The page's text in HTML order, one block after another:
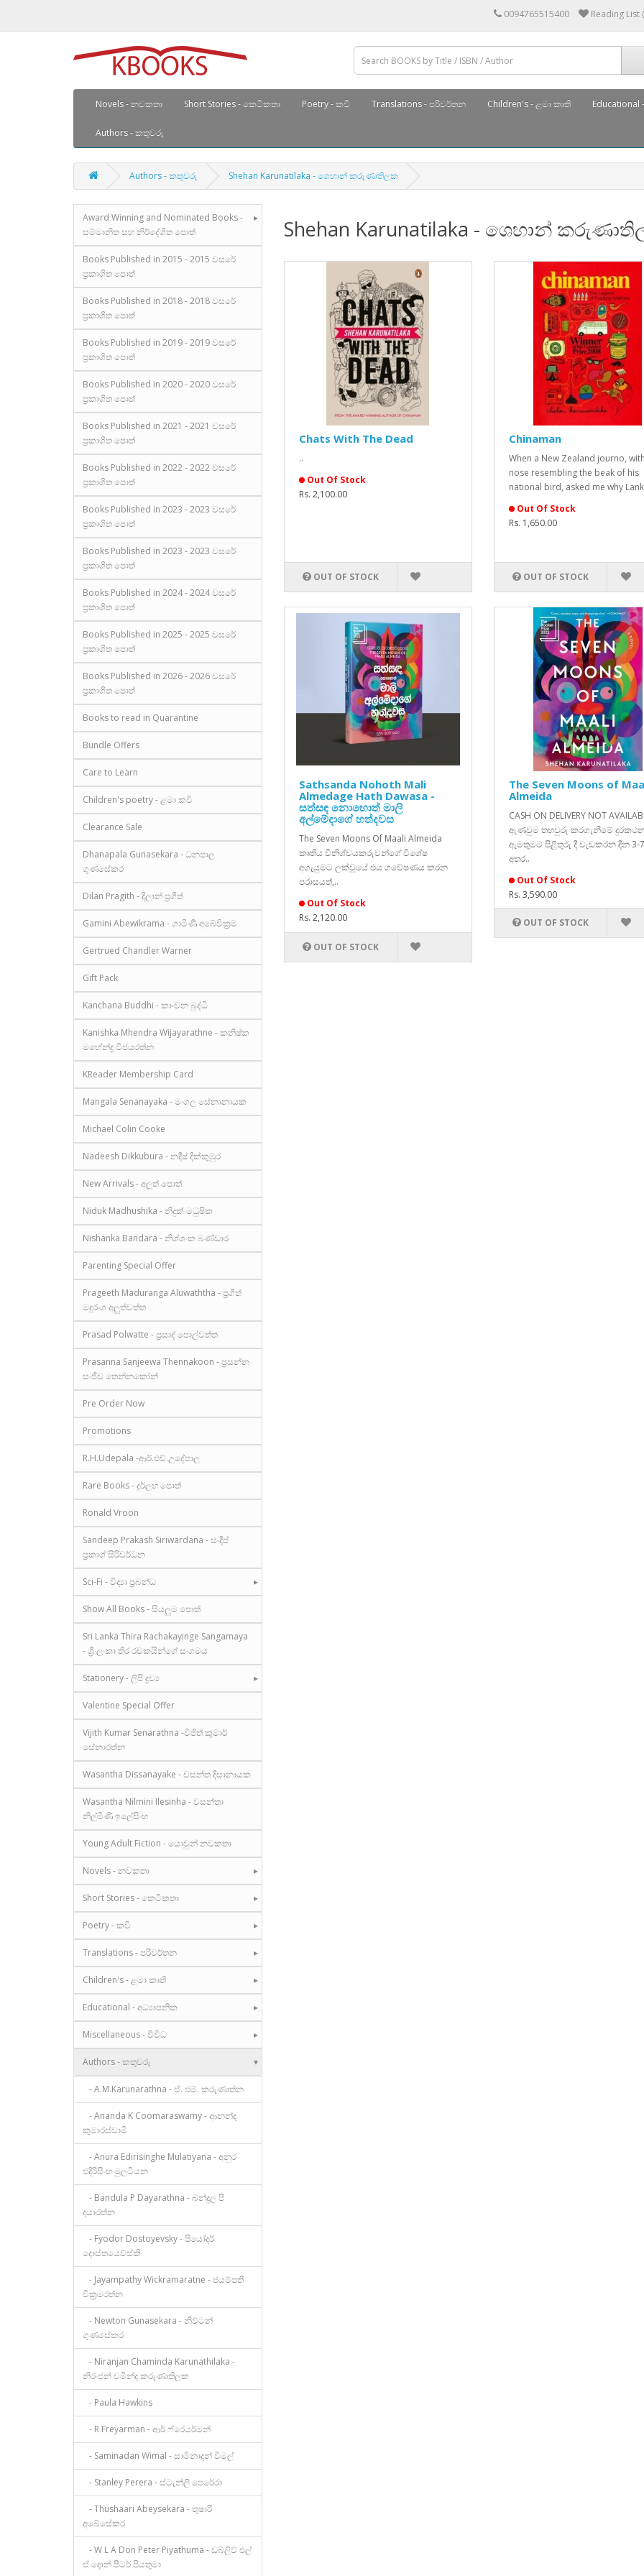
0094765515400 Reading List
Novels - නවකතා Short Stories - කෙටිකතා Poetry - කවි Translations - පරිවර්තන Children's - ළමා කෘති
Authors - කතුවරු
Authors - කතුවරු Shehan Karunatilaka - ශෙහාන් කරුණාතිලක
Award Winning and Nominated Books -
සම්මානිත සහ නිර්දේශිත පොත්
Books Published in 2015 - 2015 වසරේ
ප්‍රකාශිත පොත්
Books Published in 2018 - 2018 වසරේ
ප්‍රකාශිත පොත්
Books Published in 2019 - 2019 වසරේ
ප්‍රකාශිත පොත්
Books Published in 2020 - 2020 වසරේ
ප්‍රකාශිත පොත්
Books Published in 2021 - 2021 වසරේ
ප්‍රකාශිත පොත්
Books Published in 2022 - 2022 වසරේ
ප්‍රකාශිත පොත්
Books Published in 2023 - 2023 වසරේ
ප්‍රකාශිත පොත්
Books Published in 2023 - 2023 වසරේ
ප්‍රකාශිත පොත්
Books Published in 2024 - 2024 වසරේ
ප්‍රකාශිත පොත්
Books Published in 2025 - 2025 වසරේ
ප්‍රකාශිත පොත්
Books Published in 2026 - 2026 වසරේ
ප්‍රකාශිත පොත්
Books to read in Quarantine
Bundle Offers
Care to Learn
Children's poetry - ළමා කවි
Clearance Sale
Dhanapala Gunasekara - ධනපාල
ගුණසේකර
Dilan Pragith - දිලාන් ප්‍රගීත්
Gamini Abewikrama - ගාමිණී අබේවික්‍රම
Gertrued Chandler Warner
Gift Pack
Kanchana Buddhi - කාංචන බුද්ධි
Kanishka Mhendra Wijayarathne - කනිෂ්ක
මහේන්ද්‍ර විජයරත්න
KReader Membership Card
Mangala Senanayaka - මංගල සේනානායක
Michael Colin Cooke
Nadeesh Dikkubura - නදීෂ් දික්කුඹුර
New Arrivals - අලුත් පොත්
Niduk Madhushika - නිදුක් මධුෂික
Nishanka Bandara - නිශ්ශංක බණ්ඩාර
Parenting Special Offer
Prageeth Maduranga Aluwaththa - ප්‍රගීත්
මදුරංග අලුත්වත්ත
Prasad Polwatte - ප්‍රසාද් පොල්වත්ත
Prasanna Sanjeewa Thennakoon - ප්‍රසන්න
සංජීව තෙන්නකෝන්
Pre Order Now
Promotions
R.H.Udepala -ආර්.එච්.උදේපාල
Rare Books - දුර්ලභ පොත්
Ronald Vroon
Sandeep Prakash Siriwardana - සංදීප්
ප්‍රකාශ් සිරිවර්ධන
Sci-Fi - විද්‍යා ප්‍රබන්ධ
Show All Books - සියලුම පොත්
Sri Lanka Thira Rachakayinge Sangamaya
- ශ්‍රී ලංකා තිර රචකයින්ගේ සංගමය
Stationery - ලිපි ද්‍රව්‍ය
Valentine Special Offer
Vijith Kumar Senarathna -විජිත් කුමාර්
සේනාරත්න
Wasantha Dissanayake - වසන්ත දිසානායක
Wasantha Nilmini Ilesinha - වසන්තා
නිල්මිණි ඉලේසිංහ
Young Adult Fiction - යොවුන් නවකතා
Novels - නවකතා
Short Stories - කෙටිකතා
Poetry - කවි
Translations - පරිවර්තන
Children's - ළමා කෘති
Educational - අධ්‍යාපනික
Miscellaneous - විවිධ
Authors - කතුවරු
- A.M.Karunarathna - ඒ. එම්. කරුණාත්න
- Ananda K Coomaraswamy - ආනන්ද
කුමාරස්වාමි
- Anura Edirisinghe Mulatiyana - අනුර
එදිරිසිංහ මුලටියන
- Bandula P Dayarathna - බන්දුල පී
දයාරත්න
- Fyodor Dostoyevsky - පියෝදර්
දොස්තයෙව්ස්කි
- Jayampathy Wickramaratne - ජයම්පතී
වික්‍රමරත්න
- Newton Gunasekara - නිව්ටන්
ගුණසේකර
- Niranjan Chaminda Karunathilaka -
නිරංජන් චමින්ද කරුණාතිලක
- Paula Hawkins
- R Freyarman - ආර් ෆ්රෙයර්මන්
- Saminadan Wimal - සාමිනාදන් විමල්
- Stanley Perera - ස්ටැන්ලි පෙරේරා
- Thushaari Abeysekara - තුෂාරි
අබේසේකර
- W L A Don Peter Piyathuma - ඩබ්ලිව් එල්
ඒ දොන් පීටර් පියතුමා
Shehan Karunatilaka - ශෙහාන්
Chats With The Dead
..
Out Of Stock
Rs. 2,100.00
OUT OF STOCK
Chinaman
When a New Zealand journo,
nose resembling the beak of his
national bird, asked me why
Out Of Stock
Rs. 1,650.00
OUT OF STOCK
Sathsanda Nohoth Mali
Almedage Hath Dawasa -
සත්සඳ නොහොත් මාලි
අල්මේදාගේ හත්දවස
The Seven Moons Of Maali Almeida
කෘතිය විනිශ්චයකරුවන්ගේ විශේෂ
අගැයුමට ලක්වූයේ එය ගවේෂණය කරන
පරාසයත්,..
Out Of Stock
Rs. 2,120.00
OUT OF STOCK
The Seven Moons of
Almeida
CASH ON DELIVERY NOT
ඇණවුම තහවුරු කරගැනීමේ
ඇමතුමට පිළිතුරු දී වැඩකරන දින 3-
අතර..
Out Of Stock
Rs. 3,590.00
OUT OF STOCK